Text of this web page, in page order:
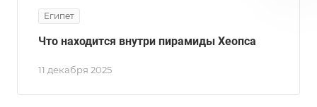
Египет
11 декабря 2025
Что находится внутри пирамиды Хеопса